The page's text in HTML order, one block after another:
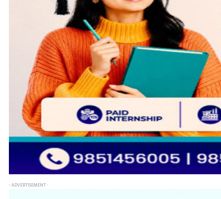
- ADVERTISEMENT -